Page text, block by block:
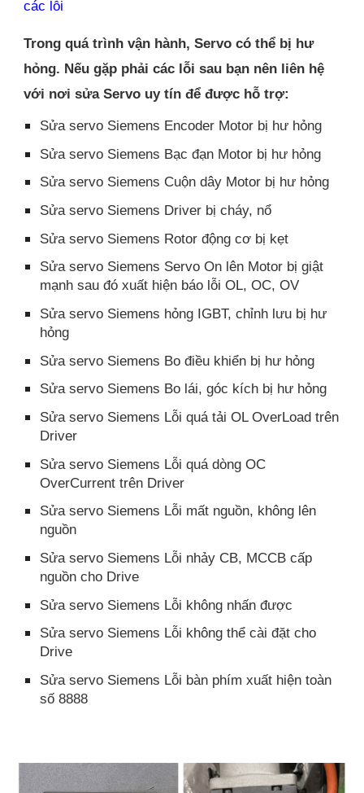
các lỗi
Trong quá trình vận hành, Servo có thể bị hư
hỏng. Nếu gặp phải các lỗi sau bạn nên liên hệ
với nơi sửa Servo uy tín để được hỗ trợ:
Sửa servo Siemens Encoder Motor bị hư hỏng
Sửa servo Siemens Bạc đạn Motor bị hư hỏng
Sửa servo Siemens Cuộn dây Motor bị hư hỏng
Sửa servo Siemens Driver bị cháy, nổ
Sửa servo Siemens Rotor động cơ bị kẹt
Sửa servo Siemens Servo On lên Motor bị giật
mạnh sau đó xuất hiện báo lỗi OL, OC, OV
Sửa servo Siemens hỏng IGBT, chỉnh lưu bị hư
hỏng
Sửa servo Siemens Bo điều khiển bị hư hỏng
Sửa servo Siemens Bo lái, góc kích bị hư hỏng
Sửa servo Siemens Lỗi quá tải OL OverLoad trên
Driver
Sửa servo Siemens Lỗi quá dòng OC
OverCurrent trên Driver
Sửa servo Siemens Lỗi mất nguồn, không lên
nguồn
Sửa servo Siemens Lỗi nhảy CB, MCCB cấp
nguồn cho Drive
Sửa servo Siemens Lỗi không nhấn được
Sửa servo Siemens Lỗi không thể cài đặt cho
Drive
Sửa servo Siemens Lỗi bàn phím xuất hiện toàn
số 8888